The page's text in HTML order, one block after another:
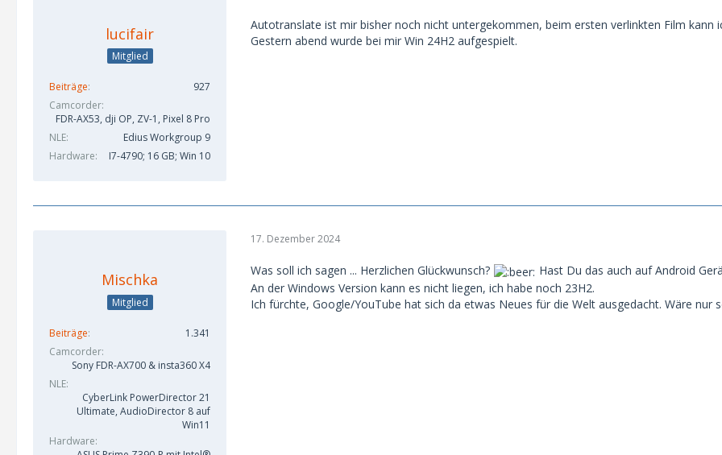
lucifair
Mitglied
Beiträge
927
Camcorder
FDR-AX53, dji OP, ZV-1, Pixel 8 Pro
NLE
Edius Workgroup 9
Hardware
I7-4790; 16 GB; Win 10
Autotranslate ist mir bisher noch nicht untergekommen, beim ersten verlinkten Film kann
Gestern abend wurde bei mir Win 24H2 aufgespielt.
Mischka
Mitglied
Beiträge
1.341
Camcorder
Sony FDR-AX700 & insta360 X4
NLE
CyberLink PowerDirector 21
Ultimate, AudioDirector 8 auf
Win11
Hardware
17. Dezember 2024
Was soll ich sagen ... Herzlichen Glückwunsch?
Hast Du das auch auf Android
An der Windows Version kann es nicht liegen, ich habe noch 23H2.
Ich fürchte, Google/YouTube hat sich da etwas Neues für die Welt ausgedacht. Wäre nur